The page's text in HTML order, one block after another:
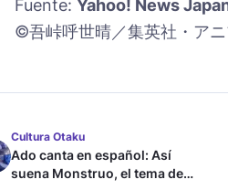
Fuente: Yahoo! News
©吾峠呼世晴／集英社・ア
Cultura Otaku
Ado canta en español: Así
suena Monstruo, el tema de